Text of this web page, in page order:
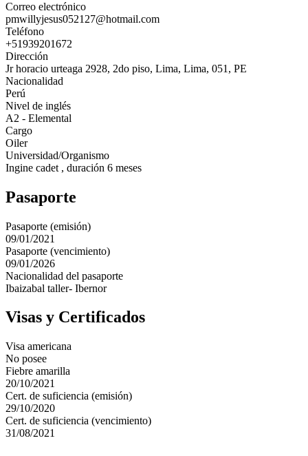
Correo electrónico
pmwillyjesus052127@hotmail.com
Teléfono
+51939201672
Dirección
Jr horacio urteaga 2928, 2do piso, Lima, Lima, 051, PE
Nacionalidad
Perú
Nivel de inglés
A2 - Elemental
Cargo
Oiler
Universidad/Organismo
Ingine cadet , duración 6 meses
Pasaporte
Pasaporte (emisión)
09/01/2021
Pasaporte (vencimiento)
09/01/2026
Nacionalidad del pasaporte
Ibaizabal taller- Ibernor
Visas y Certificados
Visa americana
No posee
Fiebre amarilla
20/10/2021
Cert. de suficiencia (emisión)
29/10/2020
Cert. de suficiencia (vencimiento)
31/08/2021